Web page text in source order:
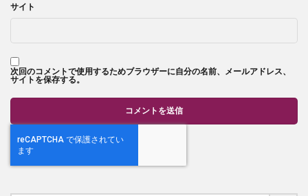
サイト
次回のコメントで使用するためブラウザーに自分の名前、メールアドレス、
サイトを保存する。